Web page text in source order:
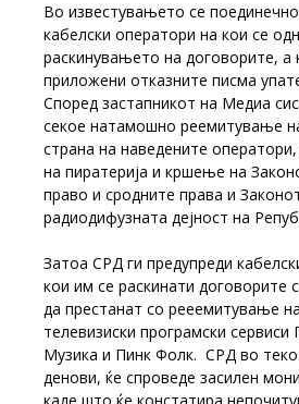
Во известувањето се
кабелски оператори на кои се
раскинувањето на договорите, а
приложени отказните писма
Според застапникот на Медиа
секое натамошно реемитување
страна на наведените
на пиратерија и кршење на
право и сродните права и
радиодифузната дејност на
Затоа СРД ги предупреди
кои им се раскинати договорите
да престанат со рееемитување
телевизиски програмски
Музика и Пинк Фолк. СРД во
денови, ќе спроведе засилен